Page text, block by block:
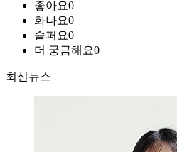
좋아요0
화나요0
슬퍼요0
더 궁금해요0
최신뉴스